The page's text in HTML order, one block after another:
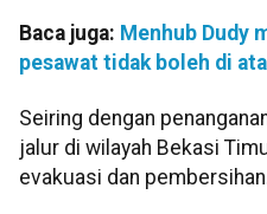
Baca juga: Menhub Dudy
pesawat tidak boleh di
Seiring dengan
jalur di wilayah Bekasi
evakuasi dan